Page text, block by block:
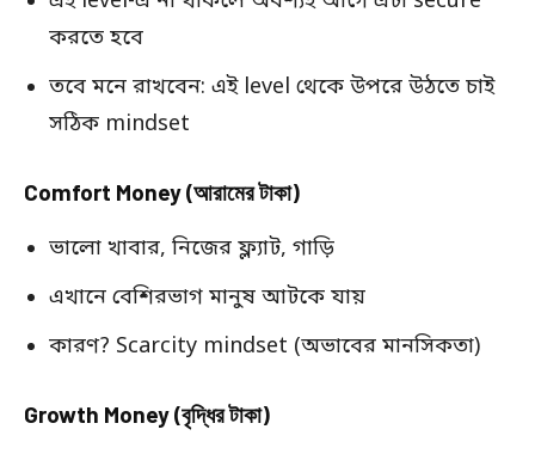
করতে হবে
তবে মনে রাখবেন: এই level থেকে উপরে উঠতে চাই
সঠিক mindset
Comfort Money (আরামের টাকা)
ভালো খাবার, নিজের ফ্ল্যাট, গাড়ি
এখানে বেশিরভাগ মানুষ আটকে যায়
কারণ? Scarcity mindset (অভাবের মানসিকতা)
Growth Money (বৃদ্ধির টাকা)